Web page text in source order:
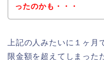
ったのかも・・・
上記の人みたいに１ヶ
限金額を超えてしまった